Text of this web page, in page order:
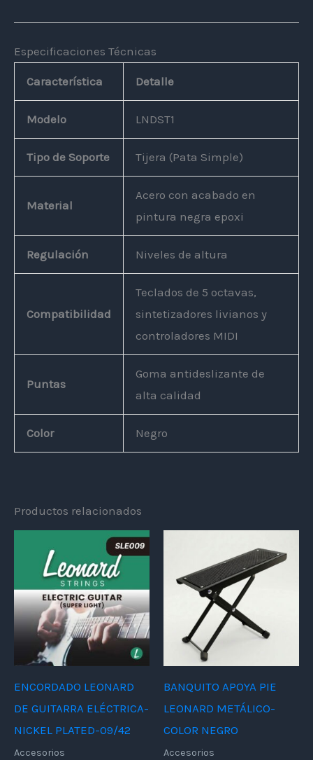
Especificaciones Técnicas
Característica Detalle
Modelo LNDST1
Tipo de Soporte Tijera (Pata Simple)
Material
Acero con acabado en
pintura negra epoxi
Regulación Niveles de altura
Compatibilidad
Teclados de 5 octavas,
sintetizadores livianos y
controladores MIDI
Puntas
Goma antideslizante de
alta calidad
Color Negro
Productos relacionados
ENCORDADO LEONARD
DE GUITARRA ELÉCTRICA-
NICKEL PLATED-09/42
Accesorios
BANQUITO APOYA PIE
LEONARD METÁLICO-
COLOR NEGRO
Accesorios